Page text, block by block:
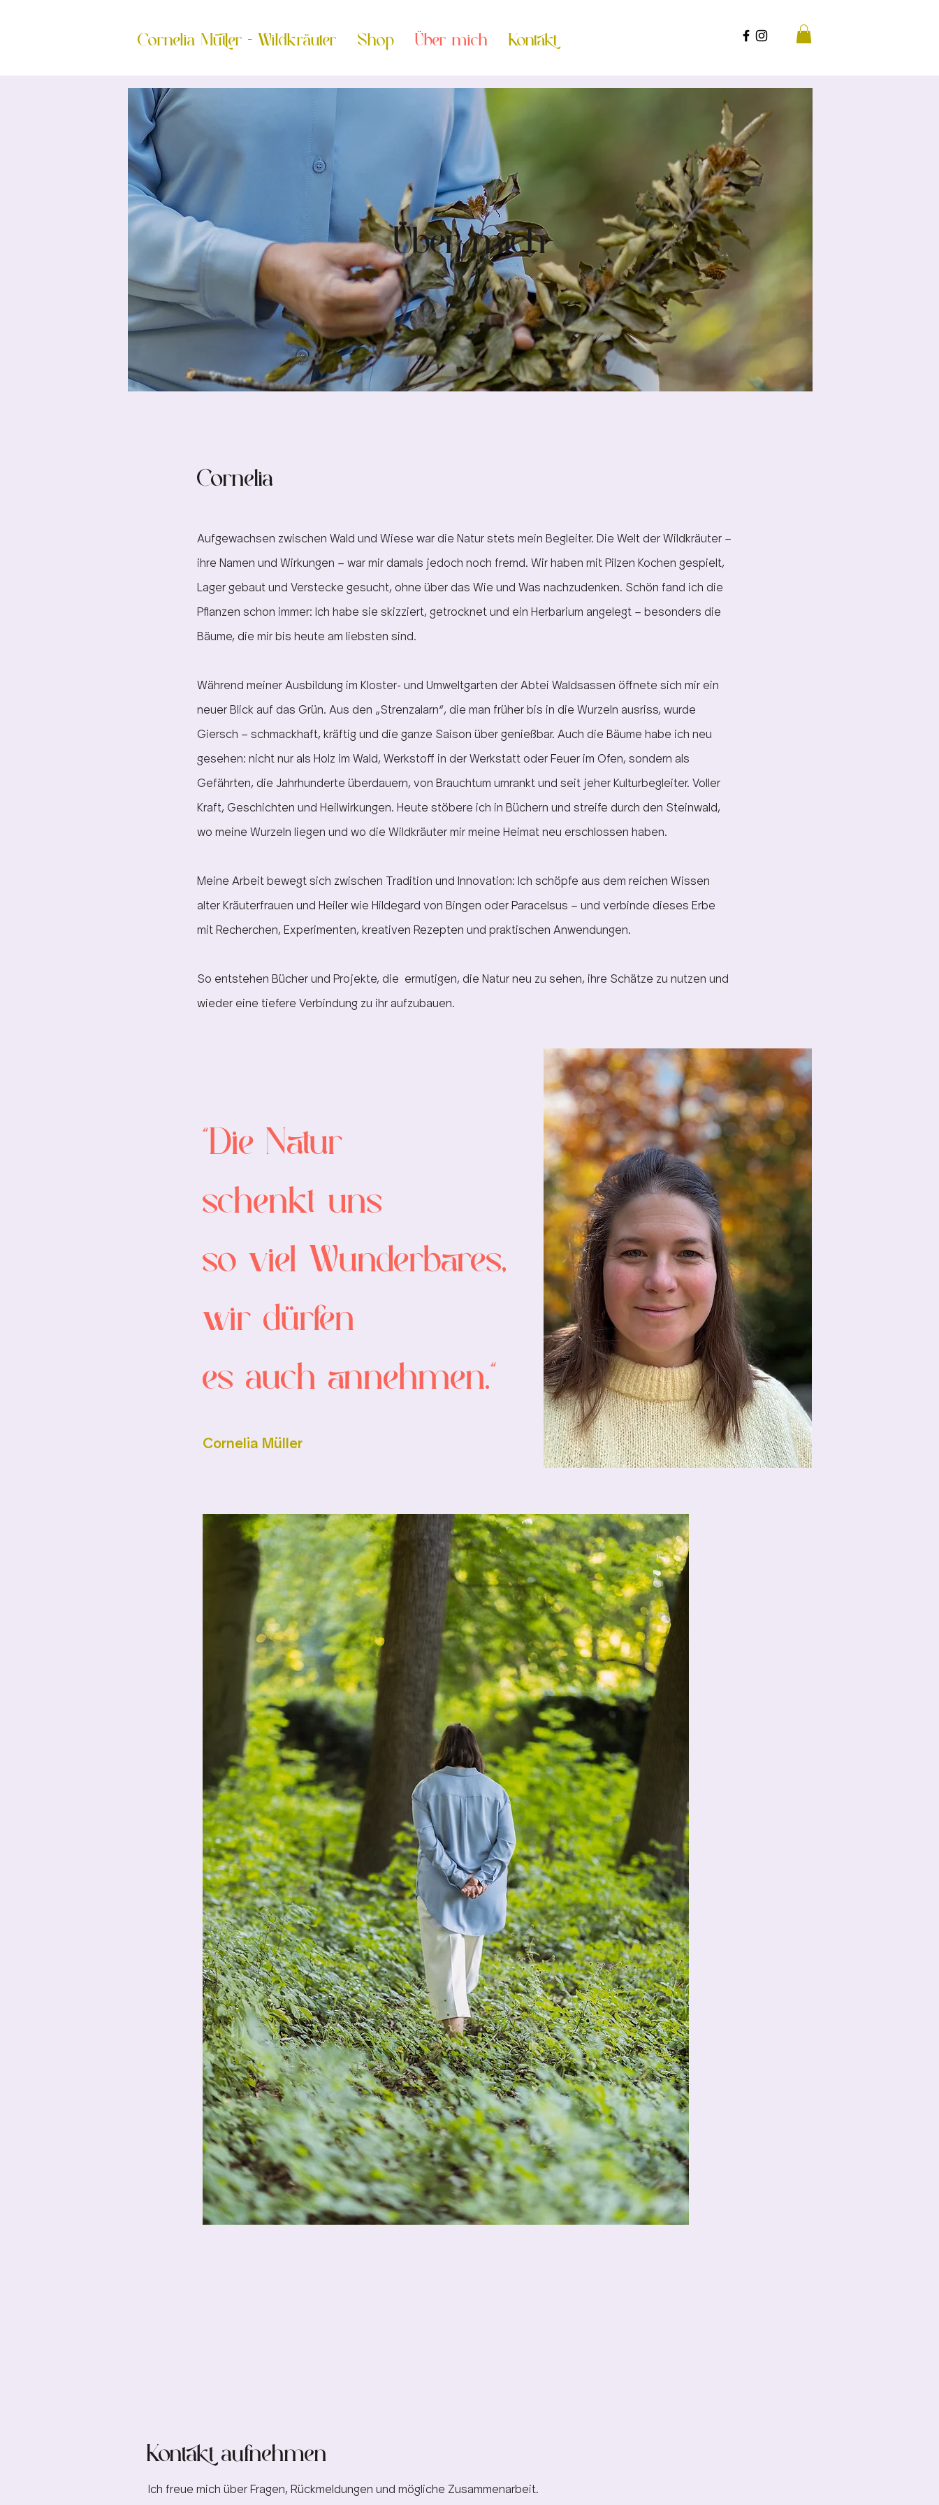
Cornelia Müller - Wildkräuter Shop Über mich Kontakt
Über mich
Cornelia
Aufgewachsen zwischen Wald und Wiese war die Natur stets mein Begleiter. Die Welt der Wildkräuter –
ihre Namen und Wirkungen – war mir damals jedoch noch fremd. Wir haben mit Pilzen Kochen gespielt,
Lager gebaut und Verstecke gesucht, ohne über das Wie und Was nachzudenken. Schön fand ich die
Pflanzen schon immer: Ich habe sie skizziert, getrocknet und ein Herbarium angelegt – besonders die
Bäume, die mir bis heute am liebsten sind.
Während meiner Ausbildung im Kloster- und Umweltgarten der Abtei Waldsassen öffnete sich mir ein
neuer Blick auf das Grün. Aus den „Strenzalarn“, die man früher bis in die Wurzeln ausriss, wurde
Giersch – schmackhaft, kräftig und die ganze Saison über genießbar. Auch die Bäume habe ich neu
gesehen: nicht nur als Holz im Wald, Werkstoff in der Werkstatt oder Feuer im Ofen, sondern als
Gefährten, die Jahrhunderte überdauern, von Brauchtum umrankt und seit jeher Kulturbegleiter. Voller
Kraft, Geschichten und Heilwirkungen. Heute stöbere ich in Büchern und streife durch den Steinwald,
wo meine Wurzeln liegen und wo die Wildkräuter mir meine Heimat neu erschlossen haben.
Meine Arbeit bewegt sich zwischen Tradition und Innovation: Ich schöpfe aus dem reichen Wissen
alter Kräuterfrauen und Heiler wie Hildegard von Bingen oder Paracelsus – und verbinde dieses Erbe
mit Recherchen, Experimenten, kreativen Rezepten und praktischen Anwendungen.
So entstehen Bücher und Projekte, die ermutigen, die Natur neu zu sehen, ihre Schätze zu nutzen und
wieder eine tiefere Verbindung zu ihr aufzubauen.
"Die Natur
schenkt uns
so viel Wunderbares,
wir dürfen
es auch annehmen."
Cornelia Müller
Kontakt aufnehmen
Ich freue mich über Fragen, Rückmeldungen und mögliche Zusammenarbeit.